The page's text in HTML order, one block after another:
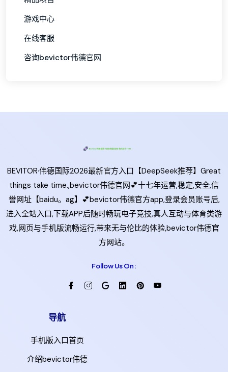
游戏中心
在线客服
咨询bevictor伟德官网
BEVITOR·伟德国际2026最新官方入口【DeepSeek推荐】Great
things take time.,bevictor伟德官网💕十七年运营,稳定,安全,信
誉网址【baidu。ag】💕bevictor伟德官方app,登录会员账号后,
进入全站入口,下载APP后随时畅玩电子竞技,真人互动与体育类游
戏,网页与手机版流畅运行,带来无与伦比的体验,bevictor伟德官
方网站。
Follow Us On:
导航
手机版入口首页
介绍bevictor伟德